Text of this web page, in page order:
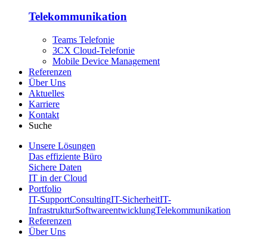
Telekommunikation
Teams Telefonie
3CX Cloud-Telefonie
Mobile Device Management
Referenzen
Über Uns
Aktuelles
Karriere
Kontakt
Suche
Unsere Lösungen
Das effiziente Büro
Sichere Daten
IT in der Cloud
Portfolio
IT-SupportConsultingIT-SicherheitIT-
InfrastrukturSoftwareentwicklungTelekommunikation
Referenzen
Über Uns